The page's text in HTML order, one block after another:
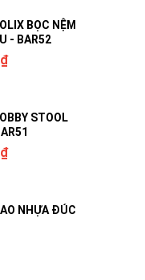
BỌC NỆM
- BAR52
STOOL
NHỰA ĐÚC